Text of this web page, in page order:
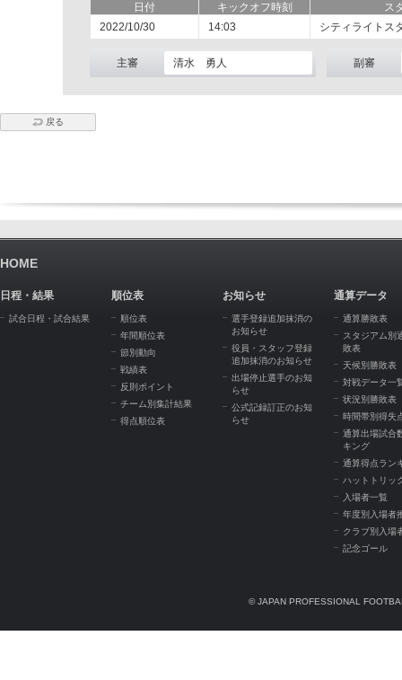
日付 キックオフ時刻
ス
2022/10/30
14:03 シティライトス
主審 清水 勇人 副審
戻る
HOME
日程・結果
試合日程・試合結果
順位表
順位表
年間順位表
節別動向
戦績表
反則ポイント
チーム別集計結果
得点順位表
お知らせ
選手登録追加抹消の
お知らせ
役員・スタッフ登録
追加抹消のお知らせ
出場停止選手のお知
らせ
公式記録訂正のお知
らせ
通算データ
通算勝敗表
スタジアム別
敗表
天候別勝敗表
対戦データ一
状況別勝敗表
時間帯別得失
通算出場試合
キング
通算得点ラン
ハットトリッ
入場者一覧
年度別入場者
クラブ別入場
記念ゴール
© JAPAN PROFESSIONAL